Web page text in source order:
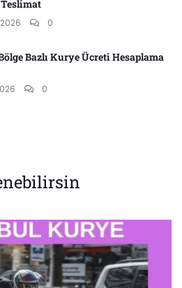
0
Bazlı Kurye Ücreti Hesaplama
0